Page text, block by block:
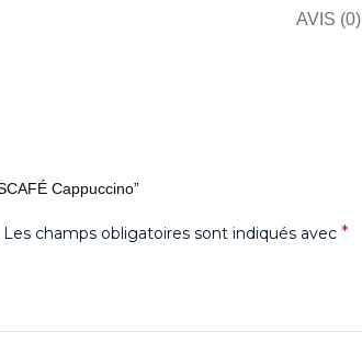
AVIS (0)
Cappuccino”
Les champs obligatoires sont indiqués avec *